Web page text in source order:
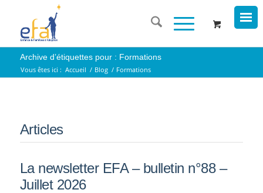
Archive d’étiquettes pour : Formations
Vous êtes ici : Accueil / Blog / Formations
Articles
La newsletter EFA – bulletin n°88 –
Juillet 2026